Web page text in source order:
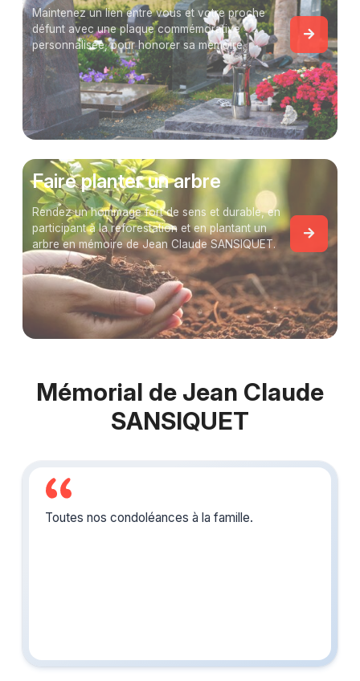
Maintenez un lien entre vous et votre proche
défunt avec une plaque commémorative
personnalisée, pour honorer sa mémoire.
Faire planter un arbre
Rendez un hommage fort de sens et durable, en
participant à la reforestation et en plantant un
arbre en mémoire de Jean Claude SANSIQUET.
Mémorial de Jean Claude
SANSIQUET
Toutes nos condoléances à la famille.